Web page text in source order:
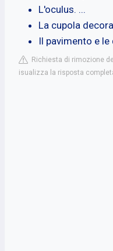
L'oculus. ...
La cupola
Il pavimento e
Richiesta di rimozione
isualizza la risposta